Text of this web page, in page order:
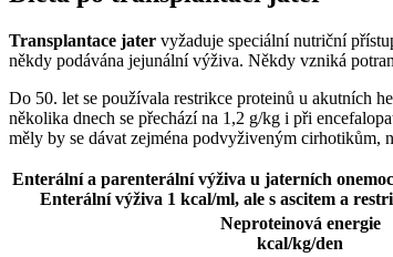
Transplantace jater vyžaduje speciální nutriční
někdy podávána jejunální výživa. Někdy vzniká
Do 50. let se používala restrikce proteinů u akutních
několika dnech se přechází na 1,2 g/kg i při
měly by se dávat zejména podvyživeným cirhotikům,
Enterální a parenterální výživa u jaterních
Enterální výživa 1 kcal/ml, ale s ascitem a
Neproteinová energie
kcal/kg/den